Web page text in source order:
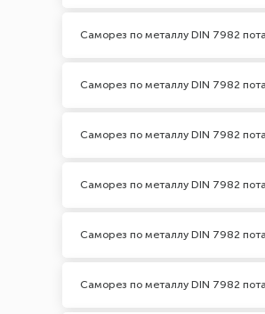
Саморез по металлу DIN 7982
Саморез по металлу DIN 7982
Саморез по металлу DIN 7982
Саморез по металлу DIN 7982
Саморез по металлу DIN 7982
Саморез по металлу DIN 7982